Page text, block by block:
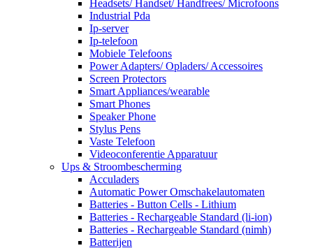
Headsets/ Handset/ Handfrees/ Microfoons
Industrial Pda
Ip-server
Ip-telefoon
Mobiele Telefoons
Power Adapters/ Opladers/ Accessoires
Screen Protectors
Smart Appliances/wearable
Smart Phones
Speaker Phone
Stylus Pens
Vaste Telefoon
Videoconferentie Apparatuur
Ups & Stroombescherming
Acculaders
Automatic Power Omschakelautomaten
Batteries - Button Cells - Lithium
Batteries - Rechargeable Standard (li-ion)
Batteries - Rechargeable Standard (nimh)
Batterijen